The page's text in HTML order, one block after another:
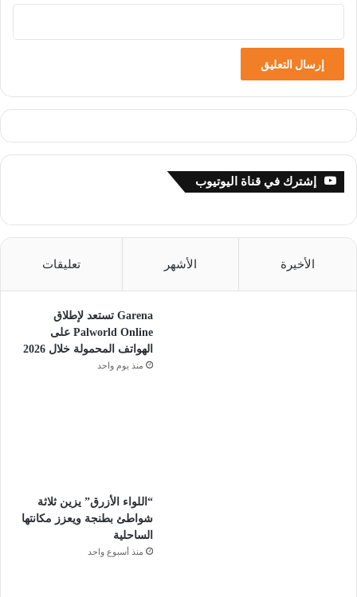
إشترك في قناة اليوتيوب
الأخيرة الأشهر تعليقات
Garena تستعد لإطلاق
Palworld Online على
الهواتف المحمولة خلال 2026
منذ يوم واحد
“اللواء الأزرق” يزين ثلاثة
شواطئ بطنجة ويعزز مكانتها
الساحلية
منذ أسبوع واحد